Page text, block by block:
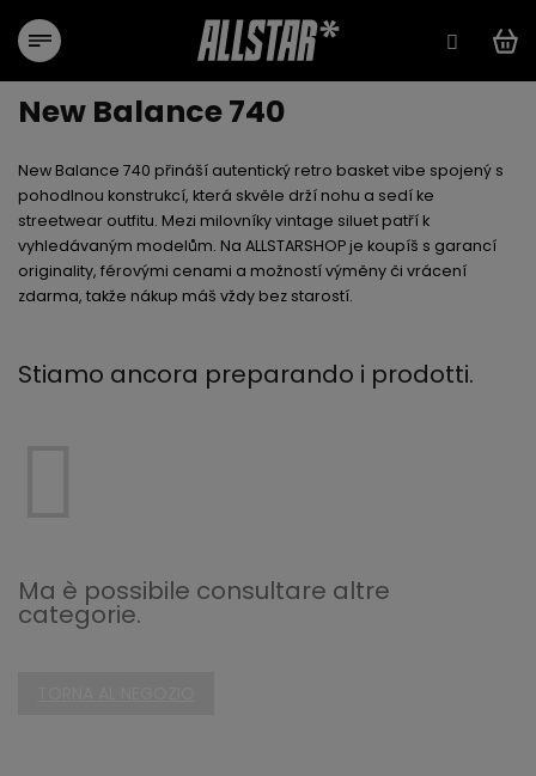
contenuto
New Balance 740
New Balance 740 přináší autentický retro basket vibe spojený s
pohodlnou konstrukcí, která skvěle drží nohu a sedí ke
streetwear outfitu. Mezi milovníky vintage siluet patří k
vyhledávaným modelům. Na ALLSTARSHOP je koupíš s garancí
originality, férovými cenami a možností výměny či vrácení
zdarma, takže nákup máš vždy bez starostí.
Stiamo ancora preparando i prodotti.
Ma è possibile consultare altre
categorie.